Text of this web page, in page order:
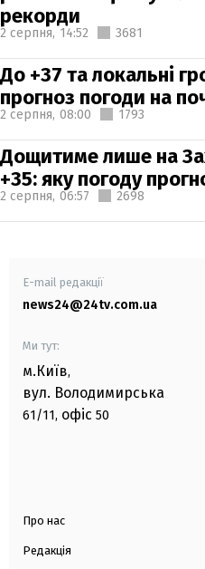
рекорди
2 серпня, 14:52 3681
До +37 та локальні
прогноз погоди на
2 серпня, 08:00 1793
Дощитиме лише на
+35: яку погоду
2 серпня, 06:57 2698
E-mail редакції
news24@24tv.com.ua
Ми тут:
м.Київ,
вул. Володимирська
61/11, офіс 50
Про нас
Редакція